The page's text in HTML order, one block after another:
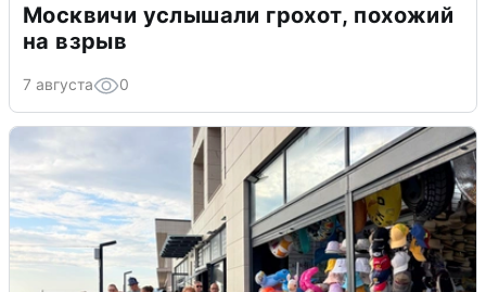
Москвичи услышали грохот, похожий
на взрыв
7 августа 0